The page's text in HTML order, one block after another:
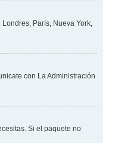
París, Nueva York,
con La Administración
Si el paquete no